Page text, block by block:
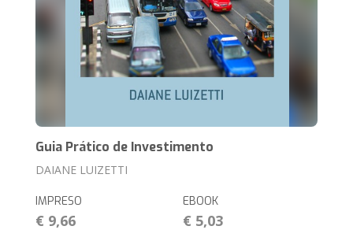
Guia Prático de Investimento
DAIANE LUIZETTI
IMPRESO
€ 9,66
EBOOK
€ 5,03